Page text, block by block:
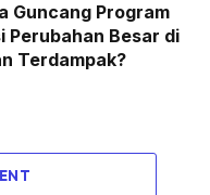
Guncang Program
Perubahan Besar di
Terdampak?